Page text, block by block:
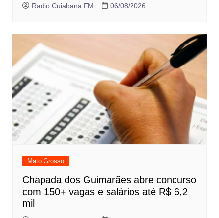
Radio Cuiabana FM 06/08/2026
Mato Grosso
Chapada dos Guimarães abre concurso
com 150+ vagas e salários até R$ 6,2
mil